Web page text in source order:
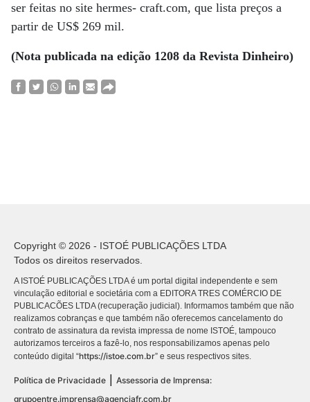
ser feitas no site hermes- craft.com, que lista preços a
partir de US$ 269 mil.
(Nota publicada na edição 1208 da Revista Dinheiro)
Copyright © 2026 - ISTOÉ PUBLICAÇÕES LTDA
Todos os direitos reservados.
A ISTOÉ PUBLICAÇÕES LTDA é um portal digital independente e sem
vinculação editorial e societária com a EDITORA TRES COMÉRCIO DE
PUBLICACÕES LTDA (recuperação judicial). Informamos também que não
realizamos cobranças e que também não oferecemos cancelamento do
contrato de assinatura da revista impressa de nome ISTOÉ, tampouco
autorizamos terceiros a fazê-lo, nos responsabilizamos apenas pelo
conteúdo digital “https://istoe.com.br” e seus respectivos sites.
Política de Privacidade
Assessoria de Imprensa:
grupoentre.imprensa@agenciafr.com.br